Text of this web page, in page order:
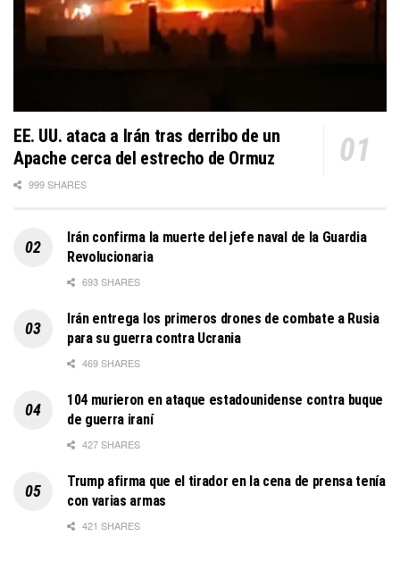
EE. UU. ataca a Irán tras derribo de un
Apache cerca del estrecho de Ormuz
999 SHARES
Irán confirma la muerte del jefe naval de la Guardia
Revolucionaria
693 SHARES
Irán entrega los primeros drones de combate a Rusia
para su guerra contra Ucrania
469 SHARES
104 murieron en ataque estadounidense contra buque
de guerra iraní
427 SHARES
Trump afirma que el tirador en la cena de prensa tenía
con varias armas
421 SHARES